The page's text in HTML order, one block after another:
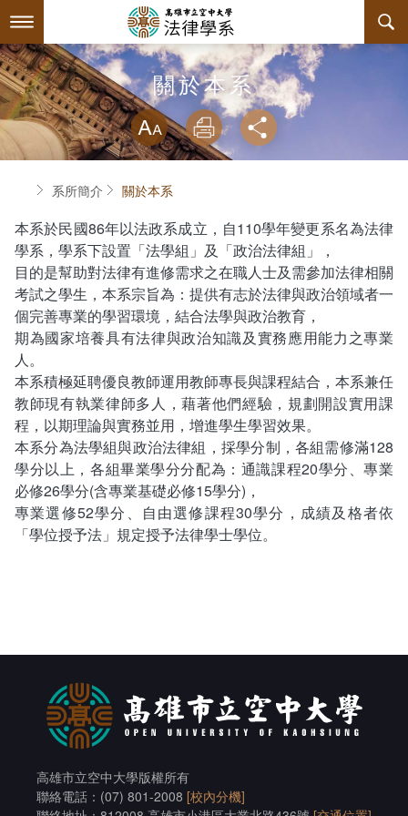
到
要
內
容
最新消息
系所簡介
系主任介紹
關於本系
連絡系辦
師資陣容
課程規劃
課程簡介
授課大綱
教材資訊
課程列表
畢業學分配置
課程地圖
課程地圖主頁
互動服務
檔案下載
相關連結
活動花絮
奬助學金一覽表
系學會
學會幹部
組織章程
回空大首頁
關於本系
放大
列印
首頁系所簡介 關於本系
本系於民國86年以法政系成立，自110學年變更系名為法律
學系，學系下設置「法學組」及「政治法律組」，
目的是幫助對法律有進修需求之在職人士及需參加法律相關
考試之學生，本系宗旨為：提供有志於法律與政治領域者一
個完善專業的學習環境，結合法學與政治教育，
期為國家培養具有法律與政治知識及實務應用能力之專業
人。
本系積極延聘優良教師運用教師專長與課程結合，本系兼任
教師現有執業律師多人，藉著他們經驗，規劃開設實用課
程，以期理論與實務並用，增進學生學習效果。
本系分為法學組與政治法律組，採學分制，各組需修滿128
學分以上，各組畢業學分分配為：通識課程20學分、專業
必修26學分(含專業基礎必修15學分)，
專業選修52學分、自由選修課程30學分，成績及格者依
「學位授予法」規定授予法律學士學位。
高雄市立空中大學版權所有
聯絡電話：(07) 801-2008 [校內分機]